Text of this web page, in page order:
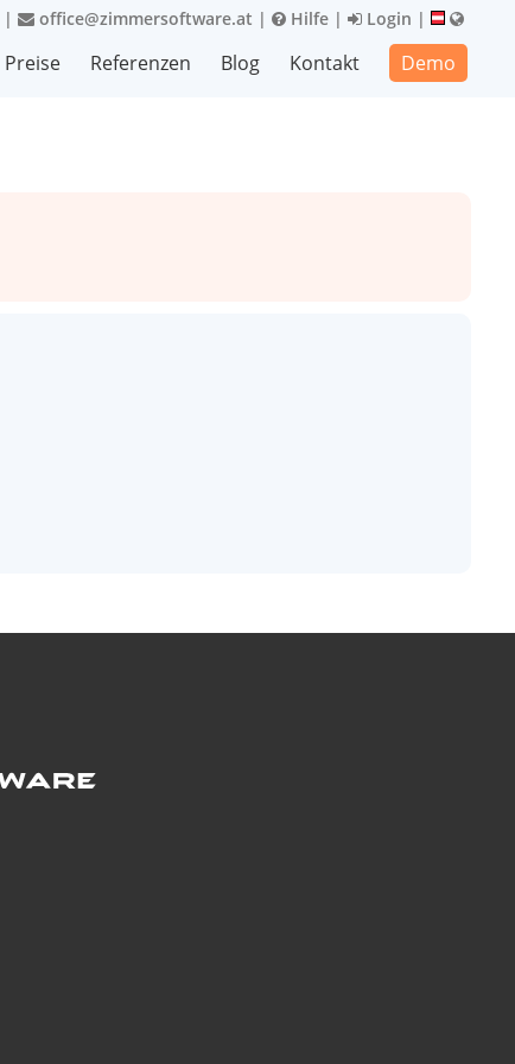
| office@zimmersoftware.at | Hilfe | Login |
Preise Referenzen Blog Kontakt Demo